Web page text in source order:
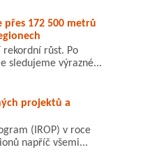
přes 172 500 metrů
rekordní růst. Po
sledujeme výrazné...
projektů a
(IROP) v roce
napříč všemi...